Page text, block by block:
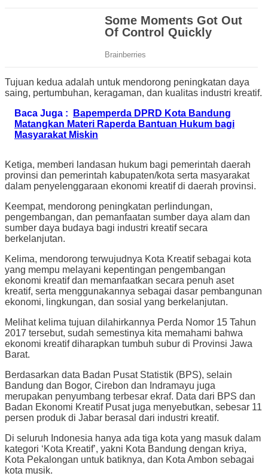
Tujuan kedua adalah untuk mendorong peningkatan daya
saing, pertumbuhan, keragaman, dan kualitas industri kreatif.
Baca Juga :
Bapemperda DPRD Kota Bandung
Matangkan Materi Raperda Bantuan Hukum bagi
Masyarakat Miskin
Ketiga, memberi landasan hukum bagi pemerintah daerah
provinsi dan pemerintah kabupaten/kota serta masyarakat
dalam penyelenggaraan ekonomi kreatif di daerah provinsi.
Keempat, mendorong peningkatan perlindungan,
pengembangan, dan pemanfaatan sumber daya alam dan
sumber daya budaya bagi industri kreatif secara
berkelanjutan.
Kelima, mendorong terwujudnya Kota Kreatif sebagai kota
yang mempu melayani kepentingan pengembangan
ekonomi kreatif dan memanfaatkan secara penuh aset
kreatif, serta menggunakannya sebagai dasar pembangunan
ekonomi, lingkungan, dan sosial yang berkelanjutan.
Melihat kelima tujuan dilahirkannya Perda Nomor 15 Tahun
2017 tersebut, sudah semestinya kita memahami bahwa
ekonomi kreatif diharapkan tumbuh subur di Provinsi Jawa
Barat.
Berdasarkan data Badan Pusat Statistik (BPS), selain
Bandung dan Bogor, Cirebon dan Indramayu juga
merupakan penyumbang terbesar ekraf. Data dari BPS dan
Badan Ekonomi Kreatif Pusat juga menyebutkan, sebesar 11
persen produk di Jabar berasal dari industri kreatif.
Di seluruh Indonesia hanya ada tiga kota yang masuk dalam
kategori ‘Kota Kreatif’, yakni Kota Bandung dengan kriya,
Kota Pekalongan untuk batiknya, dan Kota Ambon sebagai
kota musik.